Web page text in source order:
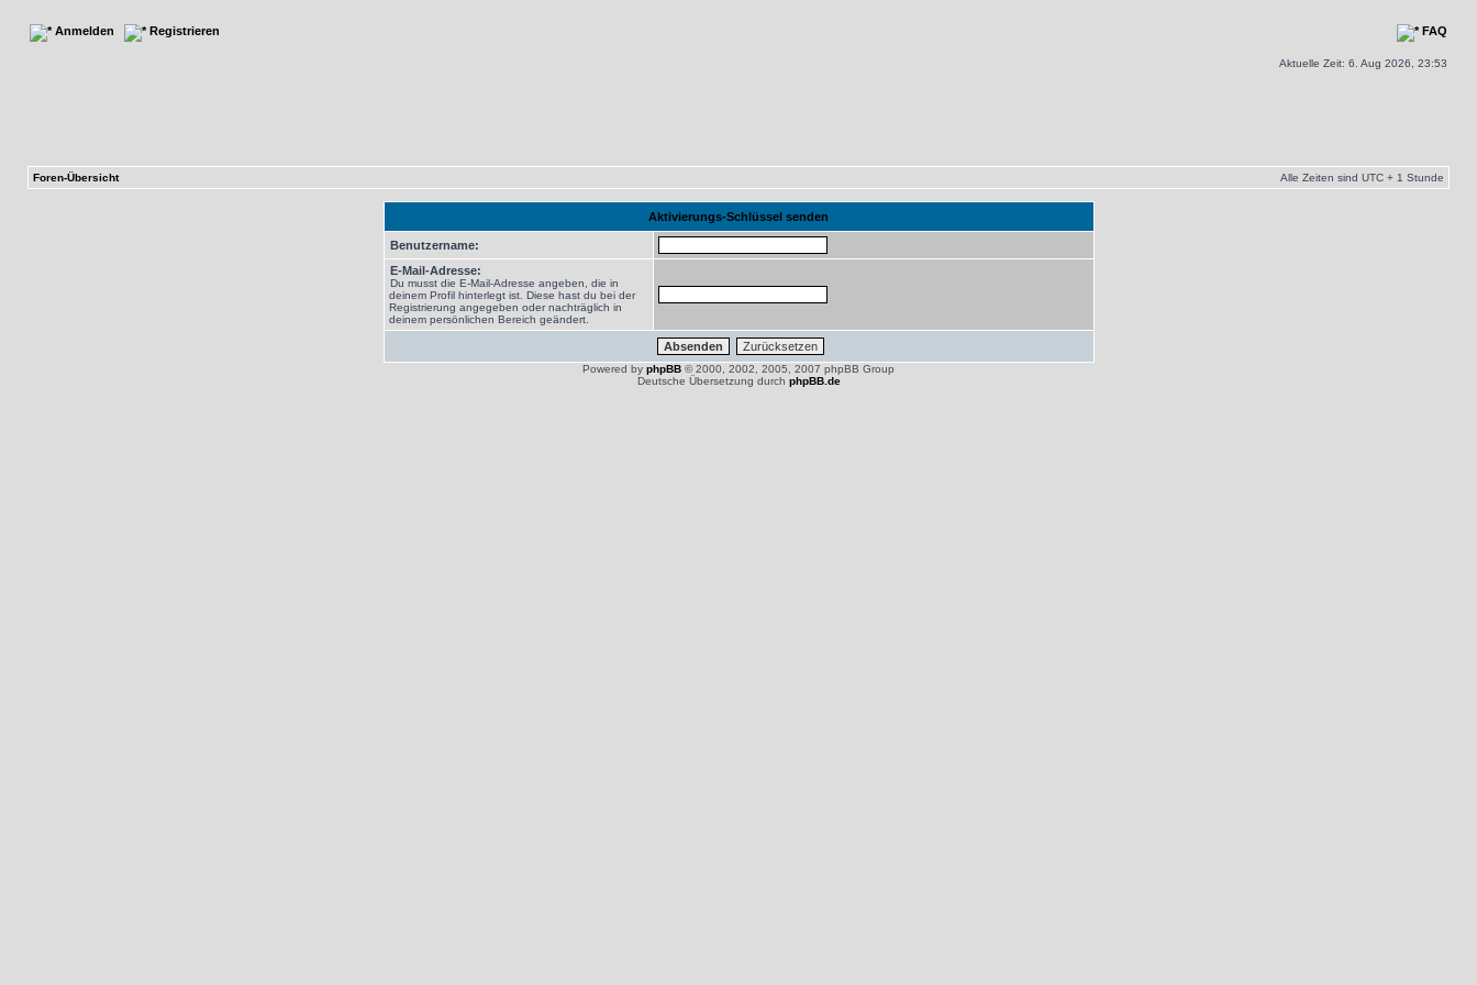
Anmelden Registrieren FAQ
Aktuelle Zeit: 6. Aug 2026, 23:53
Foren-Übersicht Alle Zeiten sind UTC + 1 Stunde
Aktivierungs-Schlüssel senden
Benutzername:
E-Mail-Adresse:
Du musst die E-Mail-Adresse angeben, die in
deinem Profil hinterlegt ist. Diese hast du bei der
Registrierung angegeben oder nachträglich in
deinem persönlichen Bereich geändert.
Powered by phpBB © 2000, 2002, 2005, 2007 phpBB Group
Deutsche Übersetzung durch phpBB.de